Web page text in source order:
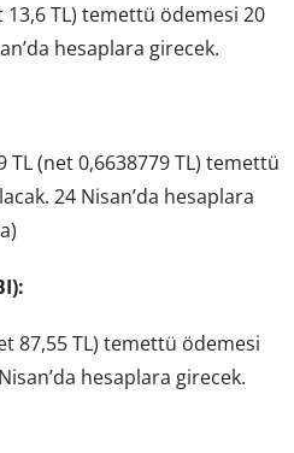
13,6 TL) temettü ödemesi 20
hesaplara girecek.
TL (net 0,6638779 TL) temettü
24 Nisan’da hesaplara
87,55 TL) temettü ödemesi
hesaplara girecek.